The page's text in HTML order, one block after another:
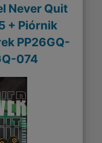
Never Quit
+ Piórnik
PP26GQ-
074